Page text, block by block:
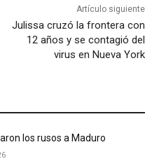
Artículo siguiente
Julissa cruzó la frontera con
12 años y se contagió del
virus en Nueva York
los rusos a Maduro